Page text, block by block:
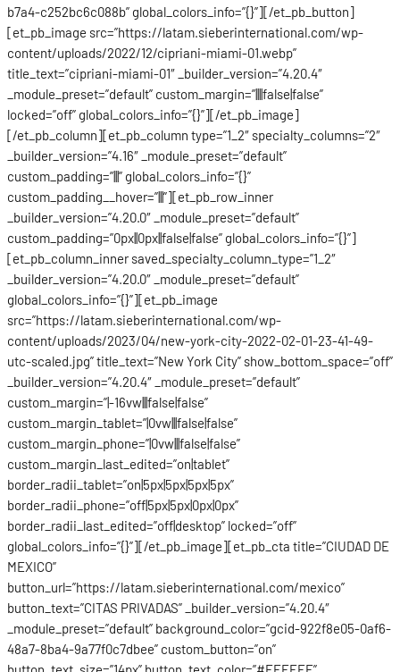
b7a4-c252bc6c088b” global_colors_info=”{}”][/et_pb_button]
[et_pb_image src=”https://latam.sieberinternational.com/wp-
content/uploads/2022/12/cipriani-miami-01.webp”
title_text=”cipriani-miami-01″ _builder_version=”4.20.4″
_module_preset=”default” custom_margin=”||||false|false”
locked=”off” global_colors_info=”{}”][/et_pb_image]
[/et_pb_column][et_pb_column type=”1_2″ specialty_columns=”2″
_builder_version=”4.16″ _module_preset=”default”
custom_padding=”|||” global_colors_info=”{}”
custom_padding__hover=”|||”][et_pb_row_inner
_builder_version=”4.20.0″ _module_preset=”default”
custom_padding=”0px||0px||false|false” global_colors_info=”{}”]
[et_pb_column_inner saved_specialty_column_type=”1_2″
_builder_version=”4.20.0″ _module_preset=”default”
global_colors_info=”{}”][et_pb_image
src=”https://latam.sieberinternational.com/wp-
content/uploads/2023/04/new-york-city-2022-02-01-23-41-49-
utc-scaled.jpg” title_text=”New York City” show_bottom_space=”off”
_builder_version=”4.20.4″ _module_preset=”default”
custom_margin=”|-16vw|||false|false”
custom_margin_tablet=”|0vw|||false|false”
custom_margin_phone=”|0vw|||false|false”
custom_margin_last_edited=”on|tablet”
border_radii_tablet=”on|5px|5px|5px|5px”
border_radii_phone=”off|5px|5px|0px|0px”
border_radii_last_edited=”off|desktop” locked=”off”
global_colors_info=”{}”][/et_pb_image][et_pb_cta title=”CIUDAD DE
MEXICO”
button_url=”https://latam.sieberinternational.com/mexico”
button_text=”CITAS PRIVADAS” _builder_version=”4.20.4″
_module_preset=”default” background_color=”gcid-922f8e05-0af6-
48a7-8ba4-9a77f0c7dbee” custom_button=”on”